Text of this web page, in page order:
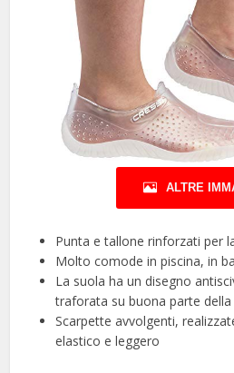
ALTRE
Punta e tallone rinforzati per
Molto comode in piscina, in
La suola ha un disegno
traforata su buona parte della
Scarpette avvolgenti,
elastico e leggero